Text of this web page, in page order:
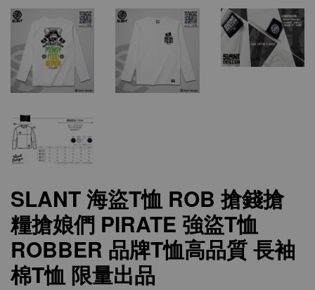
SLANT 海盜T恤 ROB 搶錢搶
糧搶娘們 PIRATE 強盜T恤
ROBBER 品牌T恤高品質 長袖
棉T恤 限量出品